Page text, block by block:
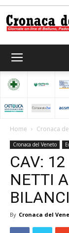
Home Cronaca
Cronaca del Veneto
CAV:
NETTI
By Cronaca del